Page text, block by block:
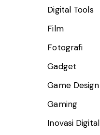
Digital Tools
Film
Fotografi
Gadget
Game Design
Gaming
Inovasi Digital